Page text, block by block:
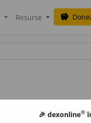
Resurse savings
🎉 dexonline®